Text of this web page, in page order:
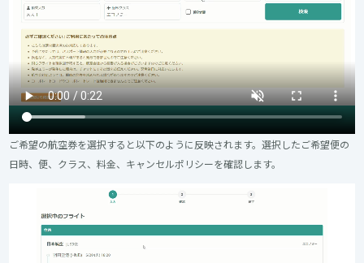
ご希望の航空券を選択すると以下のように反映されます。選択したご希望便の
日時、便、クラス、料金、キャンセルポリシーを確認します。